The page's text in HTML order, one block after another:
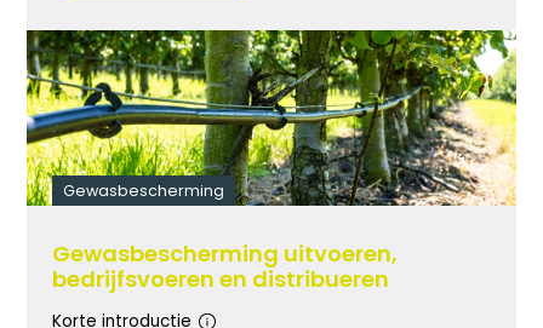
Gewasbescherming
Gewasbescherming uitvoeren,
bedrijfsvoeren en distribueren
Korte introductie